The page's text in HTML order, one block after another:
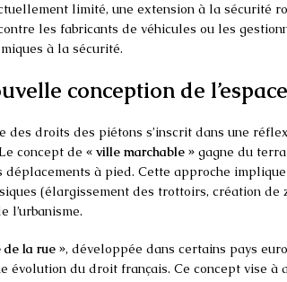
limité, une extension à la sécurité
les fabricants de véhicules ou les
à la sécurité.
conception de
des droits des piétons s’inscrit dans une
concept de « ville marchable » gagne du
à pied. Cette approche
(élargissement des trottoirs, création de
l’urbanisme.
de la rue », développée dans certains pays
évolution du droit français. Ce concept vise